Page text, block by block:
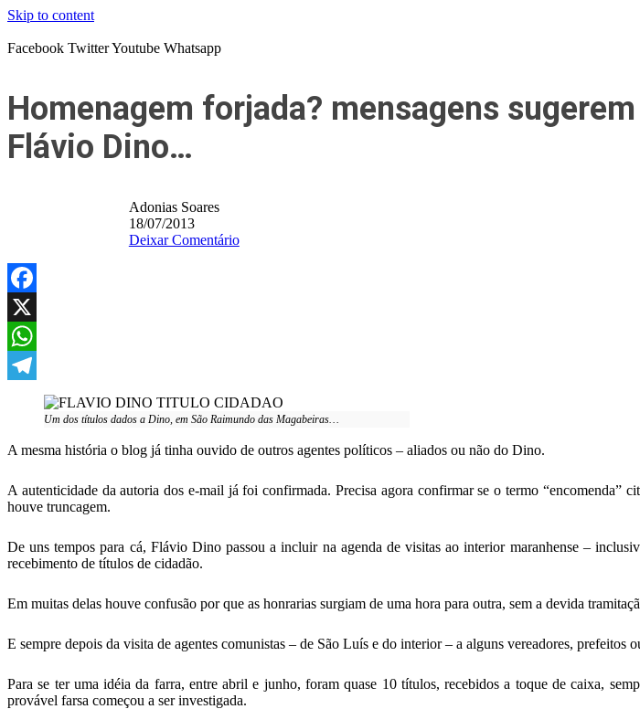
Skip to content
Facebook TwitterYoutube Whatsapp
Homenagem forjada? mensagens
Flávio Dino…
Adonias Soares
18/07/2013
Deixar Comentário
Facebook
X
WhatsApp
Telegram
Um dos títulos dados a Dino, em São Raimundo das Magabeiras…
A mesma história o blog já tinha ouvido de outros agentes políticos – aliados ou não do Dino.
A autenticidade da autoria dos e-mail já foi confirmada. Precisa agora confirmar se o termo “encomenda”
houve truncagem.
De uns tempos para cá, Flávio Dino passou a incluir na agenda de visitas ao interior maranhense –
recebimento de títulos de cidadão.
Em muitas delas houve confusão por que as honrarias surgiam de uma hora para outra, sem a devida
E sempre depois da visita de agentes comunistas – de São Luís e do interior – a alguns vereadores, prefeitos
Para se ter uma idéia da farra, entre abril e junho, foram quase 10 títulos, recebidos a toque de caixa,
provável farsa começou a ser investigada.